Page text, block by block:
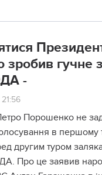
зробив гучне
-
Порошенко не
в першому
другим туром
Про це заявив